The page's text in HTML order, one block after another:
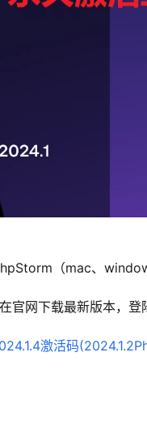
（mac、
官网下载最新版本，